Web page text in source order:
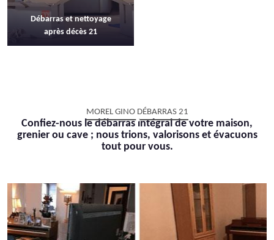
Débarras et nettoyage
après décès 21
MOREL GINO DÉBARRAS 21
Confiez-nous le débarras intégral de votre maison,
grenier ou cave ; nous trions, valorisons et évacuons
tout pour vous.